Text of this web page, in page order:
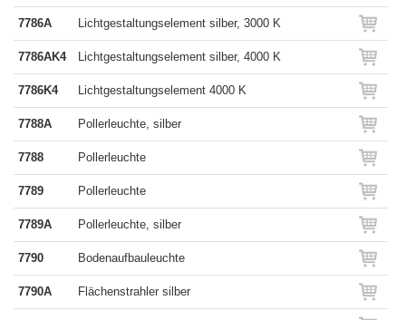
7786A Lichtgestaltungselement silber, 3000 K
7786AK4 Lichtgestaltungselement silber, 4000 K
7786K4 Lichtgestaltungselement 4000 K
7788A Pollerleuchte, silber
7788 Pollerleuchte
7789 Pollerleuchte
7789A Pollerleuchte, silber
7790 Bodenaufbauleuchte
7790A Flächenstrahler silber